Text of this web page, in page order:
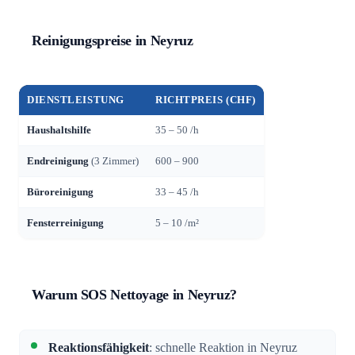
Reinigungspreise in Neyruz
DIENSTLEISTUNG RICHTPREIS (CHF)
Haushaltshilfe 35 – 50 /h
Endreinigung (3 Zimmer) 600 – 900
Büroreinigung 33 – 45 /h
Fensterreinigung 5 – 10 /m²
Warum SOS Nettoyage in Neyruz?
Reaktionsfähigkeit: schnelle Reaktion in Neyruz